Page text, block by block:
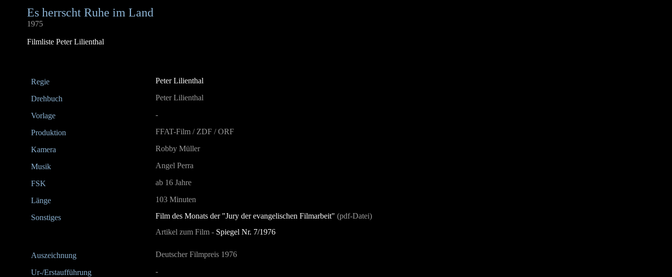
Es herrscht Ruhe im Land
1975
Filmliste Peter Lilienthal
Regie Peter Lilienthal
Drehbuch Peter Lilienthal
Vorlage -
Produktion FFAT-Film / ZDF / ORF
Kamera Robby Müller
Musik Angel Perra
FSK ab 16 Jahre
Länge 103 Minuten
Sonstiges Film des Monats der "Jury der evangelischen Filmarbeit" (pdf-Datei)
Artikel zum Film - Spiegel Nr. 7/1976
Auszeichnung Deutscher Filmpreis 1976
Ur-/Erstaufführung -